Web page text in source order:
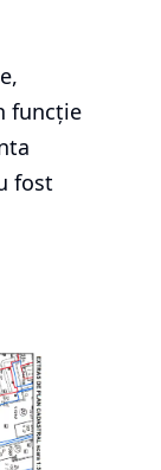
funcție
fost